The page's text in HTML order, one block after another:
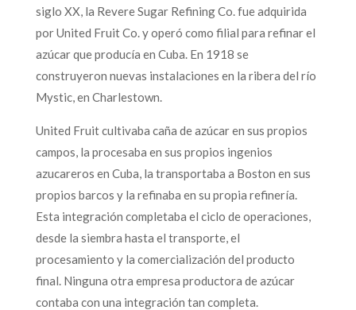
siglo XX, la Revere Sugar Refining Co. fue adquirida
por United Fruit Co. y operó como filial para refinar el
azúcar que producía en Cuba. En 1918 se
construyeron nuevas instalaciones en la ribera del río
Mystic, en Charlestown.
United Fruit cultivaba caña de azúcar en sus propios
campos, la procesaba en sus propios ingenios
azucareros en Cuba, la transportaba a Boston en sus
propios barcos y la refinaba en su propia refinería.
Esta integración completaba el ciclo de operaciones,
desde la siembra hasta el transporte, el
procesamiento y la comercialización del producto
final. Ninguna otra empresa productora de azúcar
contaba con una integración tan completa.